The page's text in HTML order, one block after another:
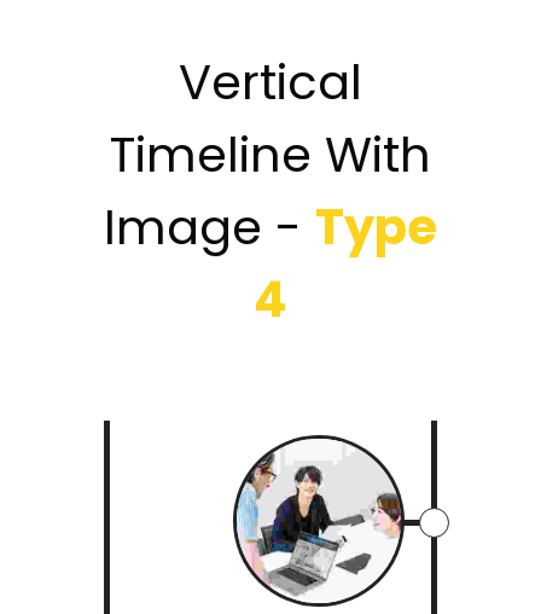
Vertical
Timeline With
Image - Type
4